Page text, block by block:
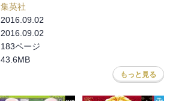
集英社
2016.09.02
2016.09.02
183ページ
43.6MB
もっと見る